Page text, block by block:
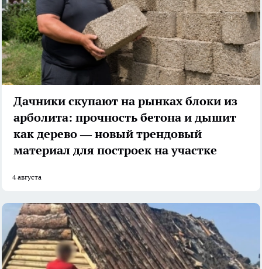
Дачники скупают на рынках блоки из
арболита: прочность бетона и дышит
как дерево — новый трендовый
материал для построек на участке
4 августа